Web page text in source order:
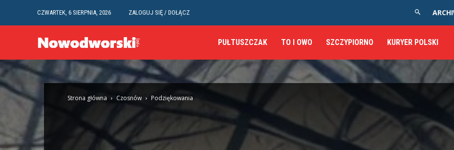
CZWARTEK, 6 SIERPNIA, 2026 ZALOGUJ SIĘ / DOŁĄCZ
PUŁTUSZCZAK TO I OWO SZCZYPIORNO KURYER POLSKI
Strona główna Czosnów Podziękowania